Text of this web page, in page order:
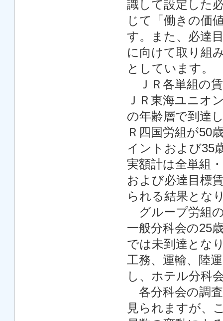
識して設定した
じて「働きの価
す。また、必達
に向けて取り組
としています。
ＪＲ各単組の
ＪＲ東海ユニオ
の年齢層で到達
Ｒ四国労組が50
イントおよび35
実額計は全単組
および必達目標
られる結果とな
グループ労組
一般分科会の25
では未到達とな
工務、運輸、陸
し、ホテル分科
各分科会の調
見られますが、